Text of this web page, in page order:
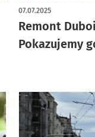
Remont
Pokazujemy
07.07.2025
artykuł z galerią